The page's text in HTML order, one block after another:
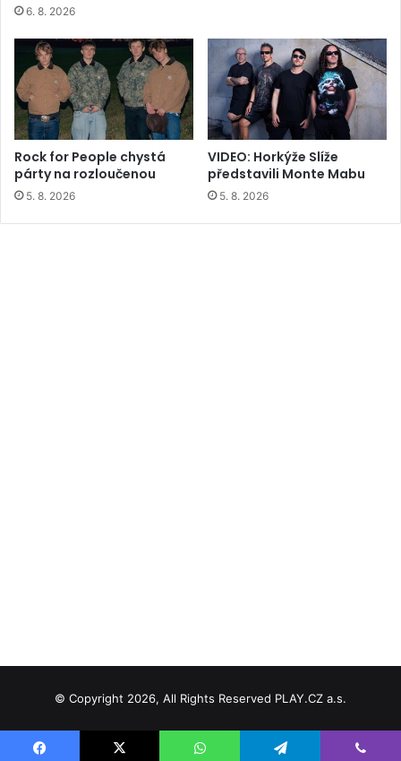
6. 8. 2026
Rock for People chystá
párty na rozloučenou
5. 8. 2026
VIDEO: Horkýže Slíže
představili Monte Mabu
5. 8. 2026
© Copyright 2026, All Rights Reserved PLAY.CZ a.s.